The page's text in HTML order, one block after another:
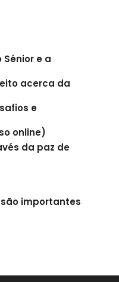
e a
acerca da
e
online)
da paz de
importantes